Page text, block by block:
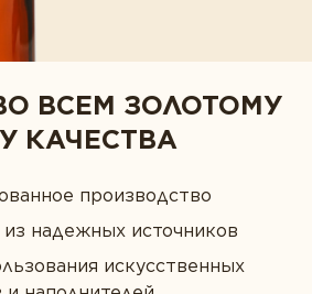
ВСЕМ ЗОЛОТОМУ
КАЧЕСТВА
производство
надежных источников
искусственных